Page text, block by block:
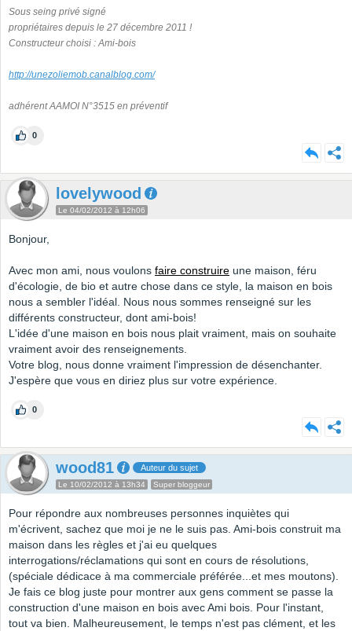
Sous seing privé signé
propriétaires depuis le 27 décembre 2011 !
Constructeur choisi : Ami-bois
http://unezoliemob.canalblog.com/
adhérent AAMOI N°3515 en préventif
0
lovelywood
Le 04/02/2012 à 12h06
Bonjour,
Avec mon ami, nous voulons faire construire une maison, féru
d'écologie, de bio et autre chose dans ce style, la maison en bois
nous a sembler l'idéal. Nous nous sommes renseigné sur les
différents constructeur, dont ami-bois!
L'idée d'une maison en bois nous plait vraiment, mais on souhaite
vraiment avoir des renseignements.
Votre blog, nous donne vraiment l'impression de désenchanter.
J'espère que vous en diriez plus sur votre expérience.
0
wood81 Auteur du sujet
Le 10/02/2012 à 13h34 Super bloggeur
Pour répondre aux nombreuses personnes inquiètes qui
m'écrivent, sachez que moi je ne le suis pas. Ami-bois construit ma
maison dans les règles et j'ai eu quelques
interrogations/réclamations qui sont en cours de résolutions,
(spéciale dédicace à ma commerciale préférée...et mes moutons).
Je fais ce blog juste pour montrer aux gens comment se passe la
construction d'une maison en bois avec Ami bois. Pour l'instant,
tout va bien. Malheureusement, le temps n'est pas clément, et les